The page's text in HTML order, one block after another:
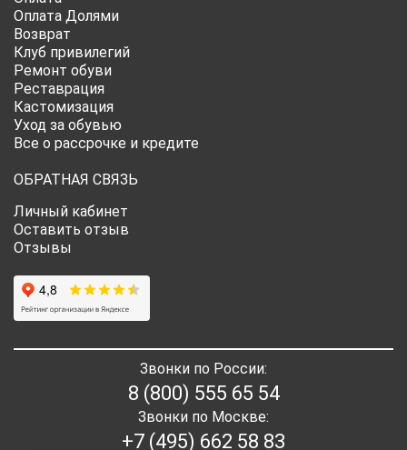
Оплата Долями
Возврат
Клуб привилегий
Ремонт обуви
Реставрация
Кастомизация
Уход за обувью
Все о рассрочке и кредите
ОБРАТНАЯ СВЯЗЬ
Личный кабинет
Оставить отзыв
Отзывы
Звонки по России:
8 (800) 555 65 54
Звонки по Москве:
+7 (495) 662 58 83